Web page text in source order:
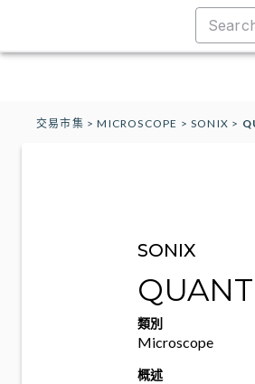
交易市集 >MICROSCOPE >SONIX >
SONIX
類別
Microscope
概述